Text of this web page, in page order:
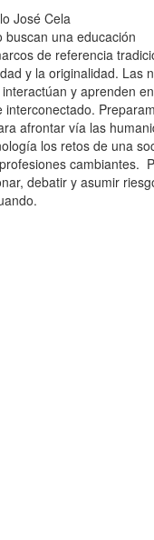
buscan una educación
de referencia
y la originalidad. Las
y aprenden
interconectado.
afrontar vía las
los retos de una
cambiantes.
debatir y asumir